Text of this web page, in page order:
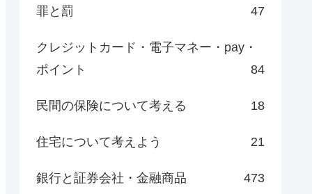
罪と罰 47
クレジットカード・電子マネー・pay・
ポイント
84
民間の保険について考える 18
住宅について考えよう 21
銀行と証券会社・金融商品 473